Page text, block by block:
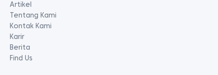
Artikel
Tentang Kami
Kontak Kami
Karir
Berita
Find Us